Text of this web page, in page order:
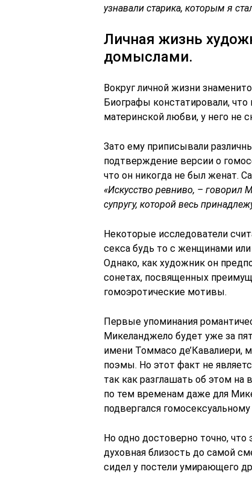
узнавали старика, которым я
Личная жизнь
домыслами.
Вокруг личной жизни
Биографы констатировали,
материнской любви, у него не
Зато ему приписывали
подтверждение версии о
что он никогда не был женат.
«Искусство ревниво, – говорил
супругу, которой весь
Некоторые исследователи
секса будь то с женщинами
Однако, как художник он
сонетах, посвященных
гомоэротические мотивы.
Первые упоминания
Микеланджело будет уже за
имени Томмасо де’Кавалиери,
поэмы. Но этот факт не
так как разглашать об этом
по тем временам даже для
подвергался
Но одно достоверно точно,
духовная близость до самой
сидел у постели умирающего